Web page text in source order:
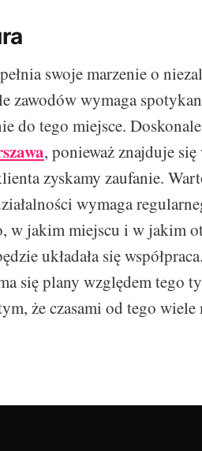
swoje marzenie o
zawodów wymaga
do tego miejsce.
, ponieważ znajduje
zyskamy zaufanie.
wymaga
w jakim miejscu i w jakim
układała się
się plany względem tego
że czasami od tego wiele